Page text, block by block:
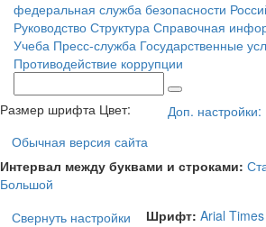
федеральная служба безопасности
Руководство Структура Справочная
Учеба Пресс-служба Государственные
Противодействие коррупции
Размер шрифта Цвет:
Доп. настройки:
Обычная версия сайта
Интервал между буквами и строками:
Большой
Свернуть настройки
Шрифт: Arial